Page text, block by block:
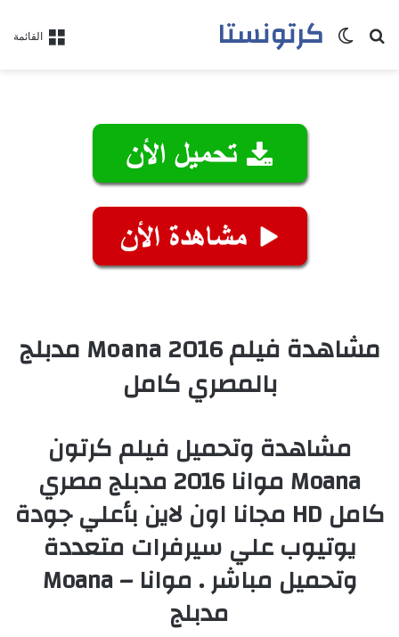
القائمة كرتونستابحث عنالوضع المظلم
مشاهدة فيلم Moana 2016 مدبلج
بالمصري كامل
مشاهدة وتحميل فيلم كرتون
Moana موانا 2016 مدبلج مصري
كامل HD مجانا اون لاين بأعلي جودة
يوتيوب علي سيرفرات متعددة
وتحميل مباشر . موانا – Moana
مدبلج